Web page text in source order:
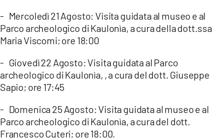
- Mercoledì 21 Agosto: Visita guidata al museo e al
Parco archeologico di Kaulonìa, a cura della dott.ssa
Maria Viscomi; ore 18:00
- Giovedì 22 Agosto: Visita guidata al Parco
archeologico di Kaulonìa, , a cura del dott. Giuseppe
Sapio; ore 17:45
- Domenica 25 Agosto: Visita guidata al museo e al
Parco archeologico di Kaulonìa, a cura del dott.
Francesco Cuteri; ore 18:00.